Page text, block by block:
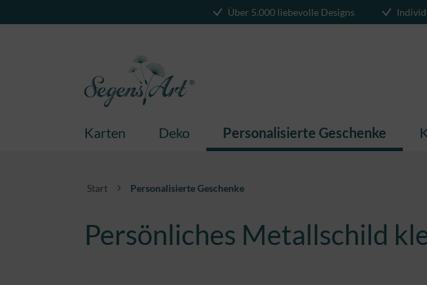
Über 5.000 liebevolle Designs
Karten Deko Personalisierte Geschenke
Start Personalisierte Geschenke
Persönliches Metallschild